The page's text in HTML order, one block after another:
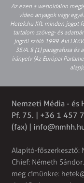
Az ezen a weboldalon
video anyagok vagy
Hetek.hu Kft. minden jogot
tartalom szöveg- és
jogról szóló 1999. évi
35/A. § (1) paragrafusa
irányelv (Az Európai
Nemzeti Média - és
Pf. 75. | +36 1 457
(fax) |
Alapító-főszerkesztő:
Chief: Németh
meg címünkre: